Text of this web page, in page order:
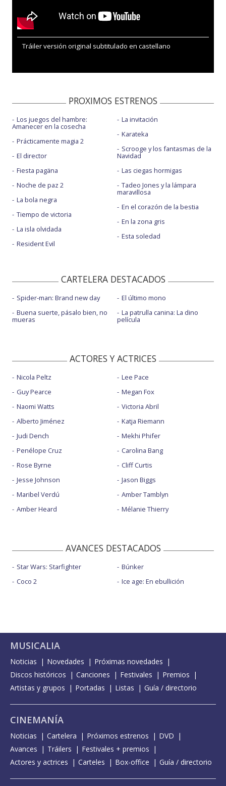
Tráiler versión original subtitulado en castellano
PROXIMOS ESTRENOS
Los juegos del hambre:
Amanecer en la cosecha
Prácticamente magia 2
El director
Fiesta pagäna
Noche de paz 2
La bola negra
Tiempo de victoria
La isla olvidada
Resident Evil
La invitación
Karateka
Scrooge y los fantasmas de la
Navidad
Las ciegas hormigas
Tadeo Jones y la lámpara
maravillosa
En el corazón de la bestia
En la zona gris
Esta soledad
CARTELERA DESTACADOS
Spider-man: Brand new day
Buena suerte, pásalo bien, no
mueras
El último mono
La patrulla canina: La dino
película
ACTORES Y ACTRICES
Nicola Peltz
Guy Pearce
Naomi Watts
Alberto Jiménez
Judi Dench
Penélope Cruz
Rose Byrne
Jesse Johnson
Maribel Verdú
Amber Heard
Lee Pace
Megan Fox
Victoria Abril
Katja Riemann
Mekhi Phifer
Carolina Bang
Cliff Curtis
Jason Biggs
Amber Tamblyn
Mélanie Thierry
AVANCES DESTACADOS
Star Wars: Starfighter
Coco 2
Búnker
Ice age: En ebullición
MUSICALIA
Noticias Novedades
Próximas novedades
Discos históricos
Canciones Festivales
Premios
Artistas y grupos
Portadas Listas Guía / directorio
CINEMANÍA
Noticias Cartelera Próximos estrenos
DVD
Avances
Tráilers
Festivales + premios
Actores y actrices
Carteles Box-office Guía / directorio